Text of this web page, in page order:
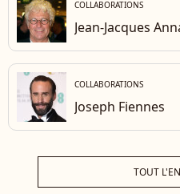
COLLABORATIONS
Jean-Jacques
COLLABORATIONS
Joseph Fiennes
TOUT